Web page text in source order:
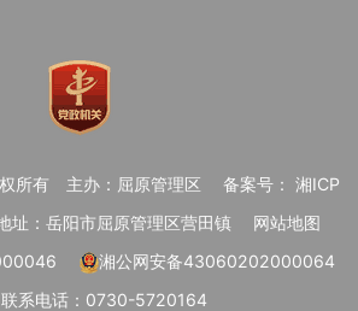
所有 主办：屈原管理区
备案号： 湘ICP
址：岳阳市屈原管理区营田镇
网站地图
湘公网安备43060202000064
联系电话：0730-5720164